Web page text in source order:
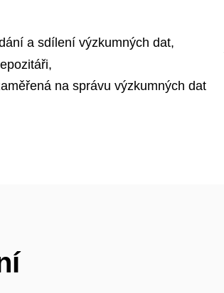
a sdílení výzkumných dat,
na správu výzkumných dat